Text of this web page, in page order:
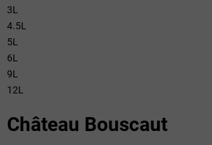
3L
4.5L
5L
6L
9L
12L
Château Bouscaut